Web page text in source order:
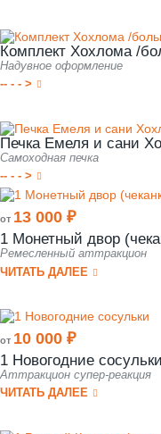
Комплект Хохлома /
Надувное оформление
-- - - >
Печка Емеля и сани
Самоходная печка
-- - - >
от 13 000 ₽
1 Монетный двор
Ремесленный аттракцион
ЧИТАТЬ ДАЛЕЕ
от 10 000 ₽
1 Новогодние сосульки
Аттракцион супер-реакция
ЧИТАТЬ ДАЛЕЕ